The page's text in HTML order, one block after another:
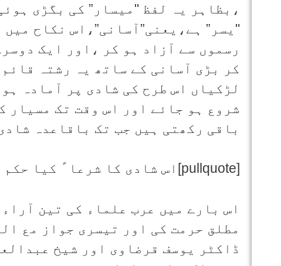
،بظاہر یہ لفظ "میسار” کی بگڑی
"یسر” ہے،یعنی”آسانی”،اس نکاح
رسموں سے آزاد ہو کر ،اور ایک
کر بڑی آسانی کے ساتھ یہ رشتہ
لڑکیاں اس طرح کی شادی پر آمادہ
شروع ہو جائے اور اس وقت تک مسیار
باقی رکھتی ہیں جب تک باقاعدہ
[pullquote]اس شادی کا شرعا ً کیا حکم ہے؟ [/pullquote]
اس بارے میں عرب علماء کی تین
مطلق حرمت کی اور تیسری جواز مع
ڈاکٹر یوسف قرضاوی اور شیخ